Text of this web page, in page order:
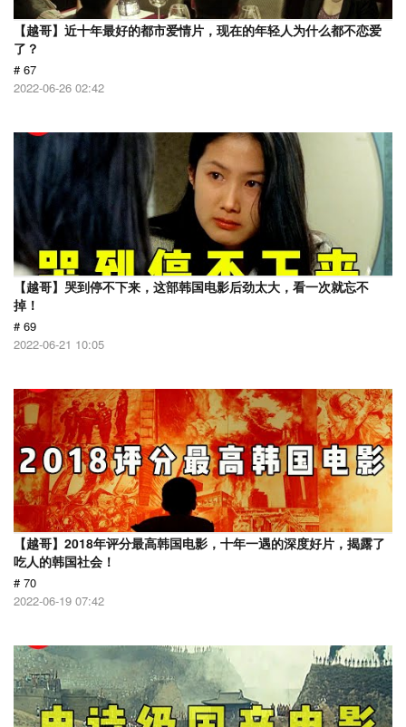
【越哥】近十年最好的都市爱情片，现在的年轻人为什么都不恋爱
了？
# 67
2022-06-26 02:42
【越哥】哭到停不下来，这部韩国电影后劲太大，看一次就忘不
掉！
# 69
2022-06-21 10:05
【越哥】2018年评分最高韩国电影，十年一遇的深度好片，揭露了
吃人的韩国社会！
# 70
2022-06-19 07:42